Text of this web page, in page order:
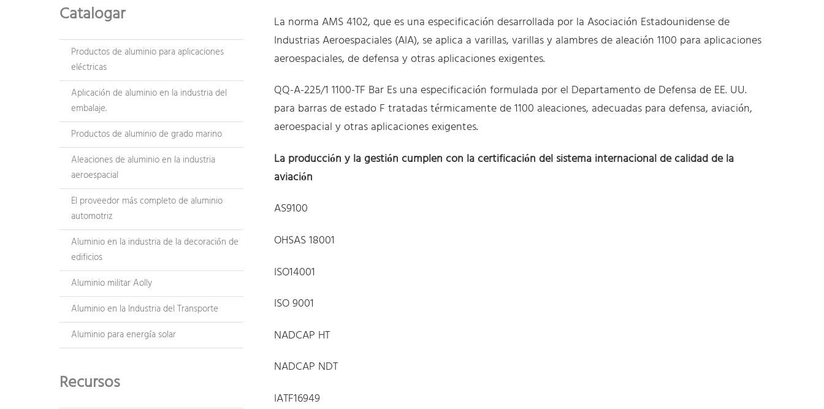
Catalogar
Productos de aluminio para aplicaciones
eléctricas
Aplicación de aluminio en la industria del
embalaje.
Productos de aluminio de grado marino
Aleaciones de aluminio en la industria
aeroespacial
El proveedor más completo de aluminio
automotriz
Aluminio en la industria de la decoración de
edificios
Aluminio militar Aolly
Aluminio en la Industria del Transporte
Aluminio para energía solar
Recursos
La norma AMS 4102, que es una especificación desarrollada por la Asociación Estadounidense de
Industrias Aeroespaciales (AIA), se aplica a varillas, varillas y alambres de aleación 1100 para aplicaciones
aeroespaciales, de defensa y otras aplicaciones exigentes.
QQ-A-225/1 1100-TF Bar Es una especificación formulada por el Departamento de Defensa de EE. UU.
para barras de estado F tratadas térmicamente de 1100 aleaciones, adecuadas para defensa, aviación,
aeroespacial y otras aplicaciones exigentes.
La producción y la gestión cumplen con la certificación del sistema internacional de calidad de la
aviación
AS9100
OHSAS 18001
ISO14001
ISO 9001
NADCAP HT
NADCAP NDT
IATF16949